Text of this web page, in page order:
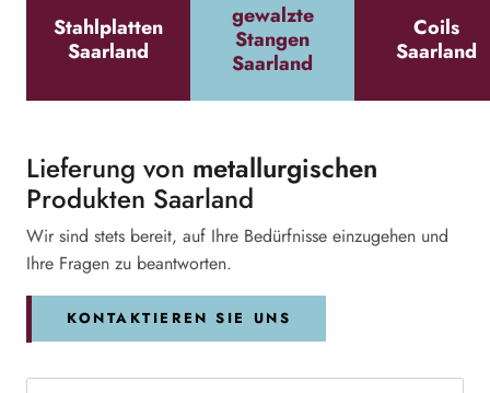
Stahlplatten
Saarland
gewalzte
Stangen
Saarland
Coils
Saarland
Lieferung von metallurgischen
Produkten Saarland
Wir sind stets bereit, auf Ihre Bedürfnisse einzugehen und
Ihre Fragen zu beantworten.
KONTAKTIEREN SIE UNS